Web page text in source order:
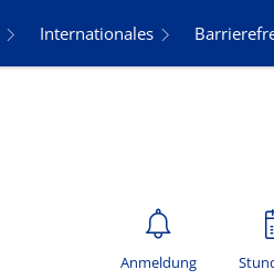
Internationales
Anmeldung